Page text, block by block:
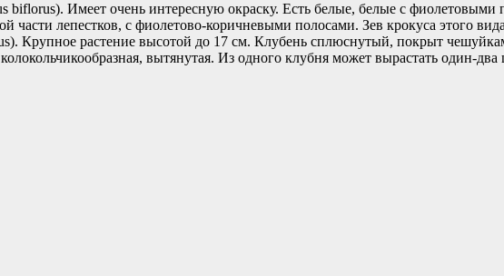
biflorus). Имеет очень интересную окраску. Есть белые, белые с
части лепестков, с фиолетово-коричневыми полосами. Зев крокуса этого
Крупное растение высотой до 17 см. Клубень сплюснутый, покрыт
вытянутая. Из одного клубня может вырастать один-